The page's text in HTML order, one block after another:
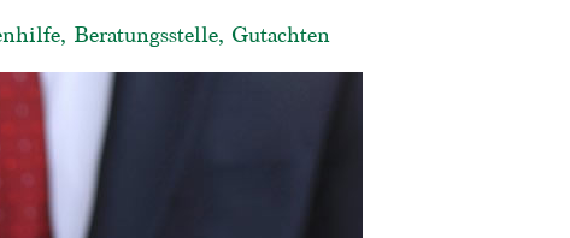
Beratungsstelle, Gutachten